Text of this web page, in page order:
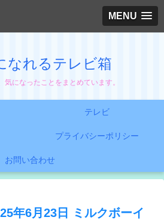
MENU
なれるテレビ箱
気になったことをまとめています。
テレビ
プライバシーポリシー
お問い合わせ
年6月23日 ミルクボーイ